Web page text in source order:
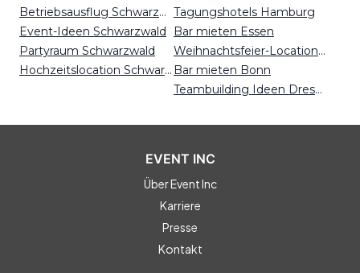
Betriebsausflug Schwarzwald
Event-Ideen Schwarzwald
Partyraum Schwarzwald
Hochzeitslocation Schwarzwald
Tagungshotels Hamburg
Bar mieten Essen
Weihnachtsfeier-Locations Krefeld
Bar mieten Bonn
Teambuilding Ideen Dresden
EVENT INC
Über Event Inc
Karriere
Presse
Kontakt